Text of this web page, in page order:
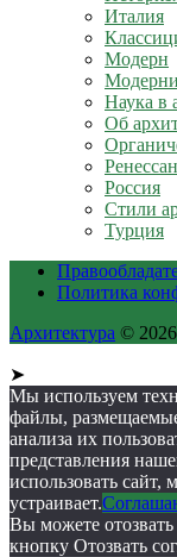
Италия
Модерн
Наука в
Об
Россия
Стили
Турция
Политика
Архитектура © 2026
➤
Мы используем
файлы,
анализа их
представления
использовать сайт,
устраивает.
Вы можете отозвать
кнопку Отозвать